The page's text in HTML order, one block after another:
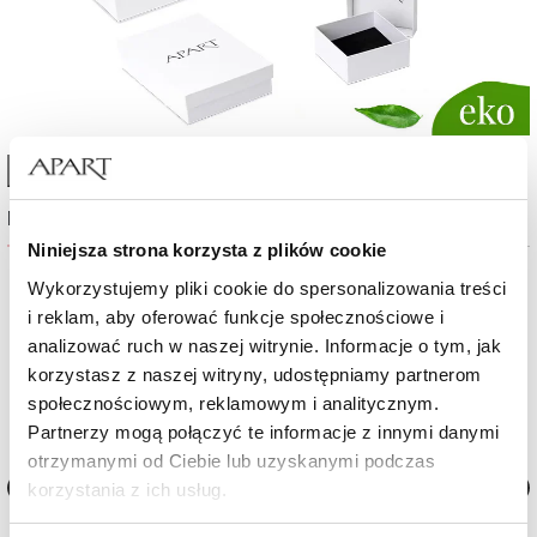
Niniejsza strona korzysta z plików cookie
Wykorzystujemy pliki cookie do spersonalizowania treści
i reklam, aby oferować funkcje społecznościowe i
analizować ruch w naszej witrynie. Informacje o tym, jak
korzystasz z naszej witryny, udostępniamy partnerom
społecznościowym, reklamowym i analitycznym.
Partnerzy mogą połączyć te informacje z innymi danymi
otrzymanymi od Ciebie lub uzyskanymi podczas
korzystania z ich usług.
High-contrast mode
Najczęściej wybierane
Złote kolczyki - koty
%
Złote kolczyki